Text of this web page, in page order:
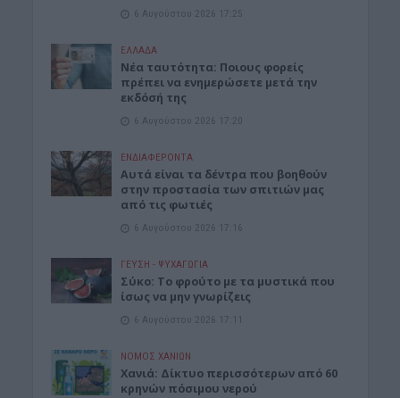
6 Αυγούστου 2026 17:25
ΕΛΛΑΔΑ
Νέα ταυτότητα: Ποιους φορείς
πρέπει να ενημερώσετε μετά την
εκδόσή της
6 Αυγούστου 2026 17:20
ΕΝΔΙΑΦΕΡΟΝΤΑ
Αυτά είναι τα δέντρα που βοηθούν
στην προστασία των σπιτιών μας
από τις φωτιές
6 Αυγούστου 2026 17:16
ΓΕΎΣΗ - ΨΥΧΑΓΩΓΊΑ
Σύκο: Το φρούτο με τα μυστικά που
ίσως να μην γνωρίζεις
6 Αυγούστου 2026 17:11
ΝΟΜΌΣ ΧΑΝΊΩΝ
Xανιά: Δίκτυο περισσότερων από 60
κρηνών πόσιμου νερού